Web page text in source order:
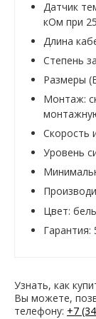
Датчик
кОм при
Длина
Степень
Размеры
Монтаж:
Скорость
Уровень
Цвет:
Гарантия:
Узнать, как
Вы можете,
телефону: +7